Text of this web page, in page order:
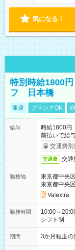
気になる！
特別時給1800
フ 日本橋
派遣 ブランクOK
給与
時給1800円
前払いで給
交通費別
交通費 交通
勤務地
東京都中央区
東京都中央
Valextra
勤務時間
10:00～20:00 実働7.5時間／休憩1.5時間 営業時間に合
シフト制
期間 3か月程度